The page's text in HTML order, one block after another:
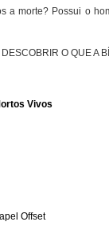
a morte? Possui o
O QUE A
Vivos
Offset